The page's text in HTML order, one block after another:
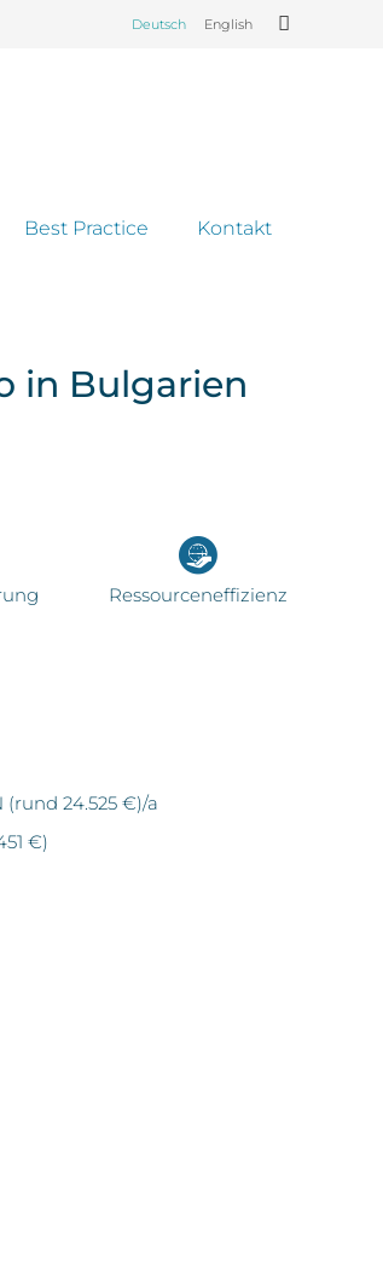
Deutsch English
Best Practice Kontakt
in Bulgarien
Ressourceneffizienz
(rund 24.525 €)/a
€)